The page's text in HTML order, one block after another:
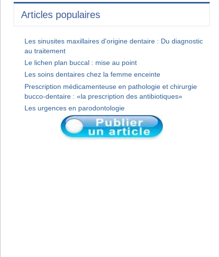
Articles populaires
Les sinusites maxillaires d'origine dentaire : Du diagnostic
au traitement
Le lichen plan buccal : mise au point
Les soins dentaires chez la femme enceinte
Prescription médicamenteuse en pathologie et chirurgie
bucco-dentaire : «la prescription des antibiotiques»
Les urgences en parodontologie